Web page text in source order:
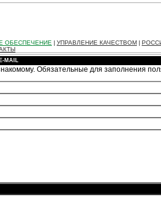
ОБЕСПЕЧЕНИЕ УПРАВЛЕНИЕ КАЧЕСТВОМ
MAIL
Обязательные для заполнения